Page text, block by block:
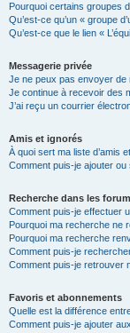
Pourquoi certains groupes
Qu’est-ce qu’un « groupe
Qu’est-ce que le lien «
Messagerie privée
Je ne peux pas envoyer de
Je continue à recevoir des
J’ai reçu un courrier
Amis et ignorés
À quoi sert ma liste d’amis
Comment puis-je ajouter ou
Recherche dans les
Comment puis-je effectuer
Pourquoi ma recherche ne
Pourquoi ma recherche
Comment puis-je
Comment puis-je retrouver
Favoris et abonnements
Quelle est la différence
Comment puis-je ajouter